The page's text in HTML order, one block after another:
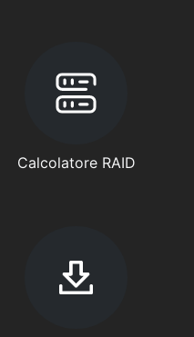
Calcolatore RAID